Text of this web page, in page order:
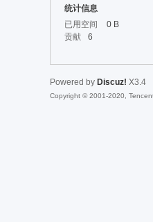
|Ja
统计信息
已用空间
0 B
贡献
6
Powered by Discuz! X3.4
Copyright © 2001-2020,